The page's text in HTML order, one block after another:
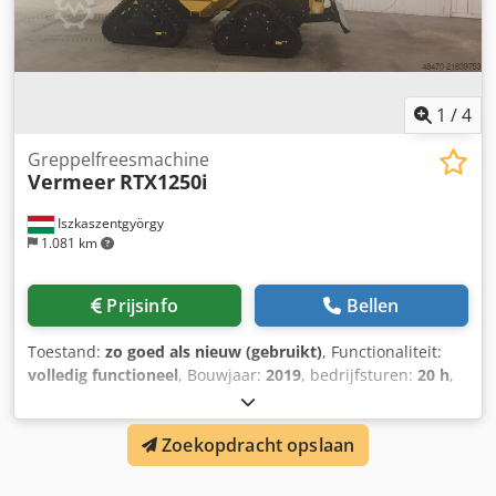
in een stedelijk/dichtbebouwd gebied bevindt ✔ een
snelle, precieze installatie met minimale
oppervlakteverstoring gewenst is.
1 /4
Iszkaszentgyörgy
1.081 km
Greppelfreesmachine
Vermeer RTX1250i
Prijsinfo Bellen
Toestand: zo goed als nieuw (gebruikt), Functionaliteit:
volledig functioneel, Bouwjaar: 2019, bedrijfsturen: 20 h,
Dit is een krachtige opzit-graafmachine (Ride-on Trencher)
– een grondverzetmachine die primair wordt ingezet voor
het aanleggen van leidingen, buizen en kabels. Het betreft
een robuuste, met diverse aanbouwdelen configureerbare
Zoekopdracht opslaan